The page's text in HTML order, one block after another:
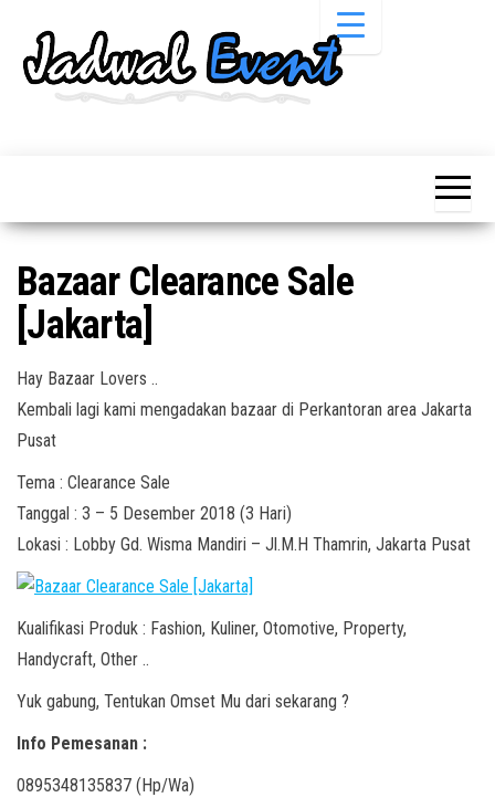
Pameran,
Acara &
Promo
Pameran,
Bazaar,
Workshop,
Bazaar Clearance Sale
[Jakarta]
Hay Bazaar Lovers ..
Kembali lagi kami mengadakan bazaar di Perkantoran area Jakarta
Pusat
Tema : Clearance Sale
Tanggal : 3 – 5 Desember 2018 (3 Hari)
Lokasi : Lobby Gd. Wisma Mandiri – Jl.M.H Thamrin, Jakarta Pusat
Kualifikasi Produk : Fashion, Kuliner, Otomotive, Property,
Handycraft, Other ..
Yuk gabung, Tentukan Omset Mu dari sekarang ?
Info Pemesanan :
0895348135837 (Hp/Wa)